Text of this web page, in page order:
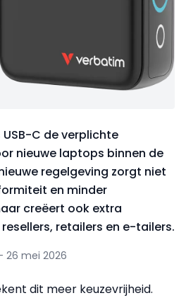
C de verplichte
nieuwe laptops binnen de
regelgeving zorgt niet
en minder
creëert ook extra
retailers en e-tailers.
26 mei 2026
dit meer keuzevrijheid.